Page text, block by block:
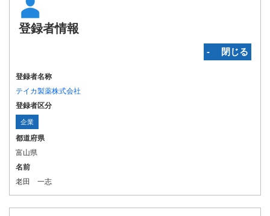
登録者情報
‐ 閉じる
登録者名称
テイカ製薬株式会社
登録者区分
企業
都道府県
富山県
名前
老田 一志